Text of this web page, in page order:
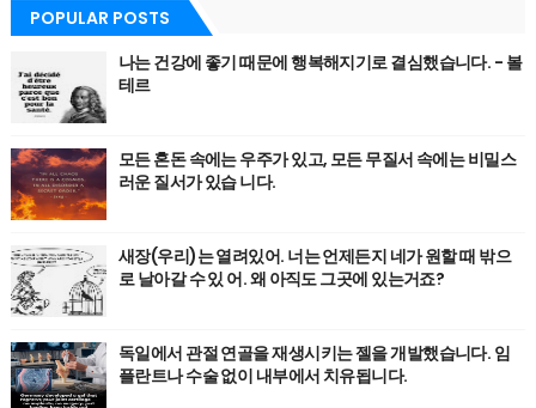
POPULAR POSTS
나는 건강에 좋기 때문에 행복해지기로 결심했습니다. - 볼
테르
모든 혼돈 속에는 우주가 있고, 모든 무질서 속에는 비밀스
러운 질서가 있습 니다.
새장(우리)는 열려있어. 너는 언제든지 네가 원할 때 밖으
로 날아갈 수 있 어. 왜 아직도 그곳에 있는거죠?
독일에서 관절 연골을 재생시키는 젤을 개발했습니다. 임
플란트나 수술 없이 내부에서 치유됩니다.